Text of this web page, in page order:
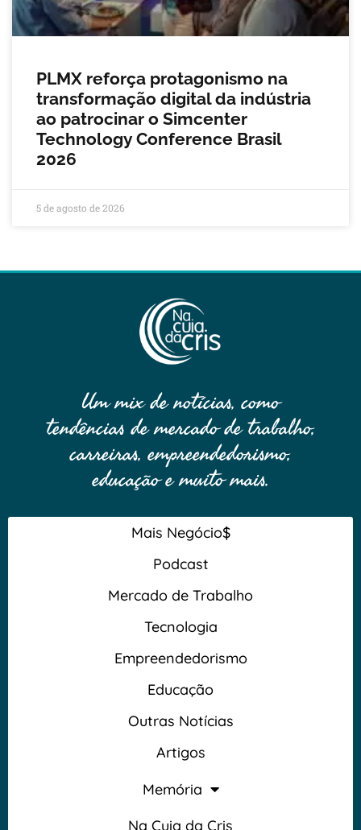
PLMX reforça protagonismo na
transformação digital da indústria
ao patrocinar o Simcenter
Technology Conference Brasil
2026
5 de agosto de 2026
Um mix de notícias, como
tendências de mercado de trabalho,
carreiras, empreendedorismo,
educação e muito mais.
Mais Negócio$
Podcast
Mercado de Trabalho
Tecnologia
Empreendedorismo
Educação
Outras Notícias
Artigos
Memória
Na Cuia da Cris